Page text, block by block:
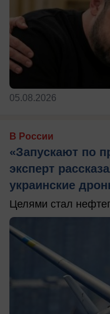
05.08.2026
В России
«Запускают по
эксперт
украинские
Целями стал